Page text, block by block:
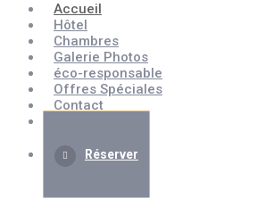
Accueil
Hôtel
Chambres
Galerie Photos
éco-responsable
Offres Spéciales
Contact
Réserver